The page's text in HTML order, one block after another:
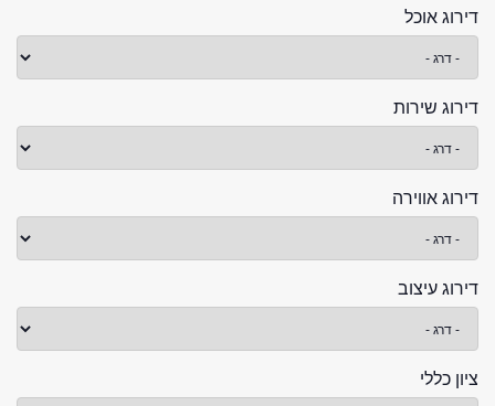
דירוג אוכל
דירוג שירות
דירוג אווירה
דירוג עיצוב
ציון כללי